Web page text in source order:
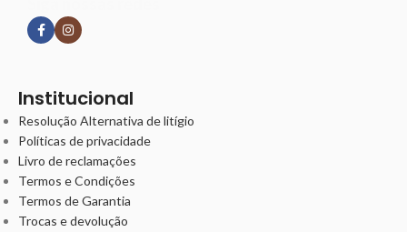
Institucional
Resolução Alternativa de litígio
Políticas de privacidade
Livro de reclamações
Termos e Condições
Termos de Garantia
Trocas e devolução